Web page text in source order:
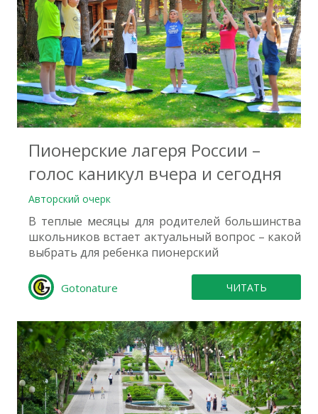
0
Пионерские лагеря России –
голос каникул вчера и сегодня
Авторский очерк
В теплые месяцы для родителей большинства
школьников встает актуальный вопрос – какой
выбрать для ребенка пионерский
Gotonature ЧИТАТЬ